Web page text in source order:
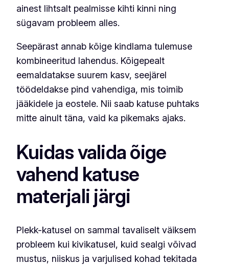
ainest lihtsalt pealmisse kihti kinni ning
sügavam probleem alles.
Seepärast annab kõige kindlama tulemuse
kombineeritud lahendus. Kõigepealt
eemaldatakse suurem kasv, seejärel
töödeldakse pind vahendiga, mis toimib
jääkidele ja eostele. Nii saab katuse puhtaks
mitte ainult täna, vaid ka pikemaks ajaks.
Kuidas valida õige
vahend katuse
materjali järgi
Plekk-katusel on sammal tavaliselt väiksem
probleem kui kivikatusel, kuid sealgi võivad
mustus, niiskus ja varjulised kohad tekitada